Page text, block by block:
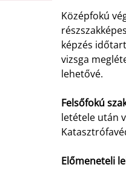
Középfokú
képzés
vizsga
lehetővé.
Felsőfokú
letétele után
Előmeneteli